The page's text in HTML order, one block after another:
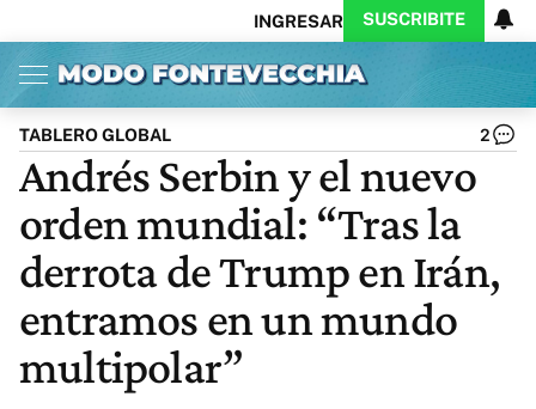
INGRESAR SUSCRIBITE
Inicio Ahora
Opinión
Política
Ciencia
Cultura
Arte
Educación
Internacional
Deportes
CARAS
Exitoina
Turismo
Videos
Córdoba
Reperfilar
Business
Noticias
Caras
Gaming
Diario del Juicio
Actualidad
TABLERO GLOBAL 2
Andrés Serbin y el nuevo
orden mundial: “Tras la
derrota de Trump en Irán,
entramos en un mundo
multipolar”